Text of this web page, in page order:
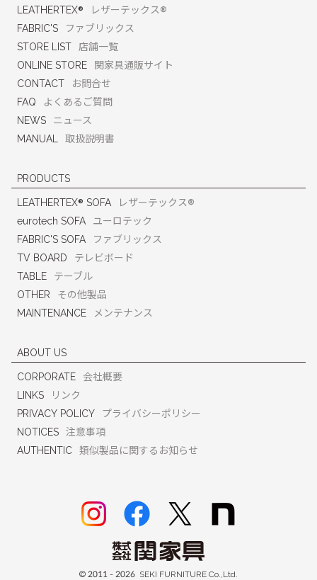
LEATHERTEX® レザーテックス®
FABRIC'S
ファブリックス
STORE LIST
店舗一覧
ONLINE STORE
関家具通販サイト
CONTACT
お問合せ
FAQ
よくあるご質問
NEWS
ニュース
MANUAL
取扱説明書
PRODUCTS
LEATHERTEX® SOFA レザーテックス®
eurotech SOFA
ユーロテック
FABRIC'S SOFA
ファブリックス
TV BOARD
テレビボード
TABLE
テーブル
OTHER
その他製品
MAINTENANCE
メンテナンス
ABOUT US
CORPORATE
会社概要
LINKS
リンク
PRIVACY POLICY
プライバシーポリシー
NOTICES
注意事項
AUTHENTIC
類似製品に関するお知らせ
© 2011 - 2026 SEKI FURNITURE Co.,Ltd.